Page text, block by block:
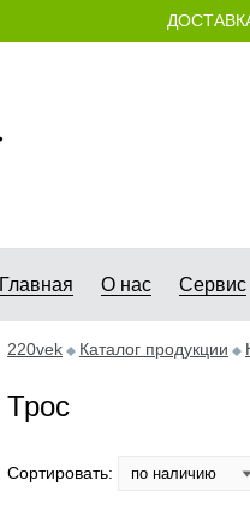
Главная О нас Сервис
220vek Каталог продукции
Трос
Сортировать: